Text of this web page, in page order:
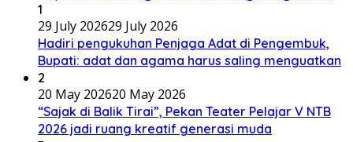
1
29 July 202629 July 2026
Hadiri pengukuhan Penjaga Adat di Pengembuk,
Bupati: adat dan agama harus saling menguatkan
2
20 May 202620 May 2026
“Sajak di Balik Tirai”, Pekan Teater Pelajar V NTB
2026 jadi ruang kreatif generasi muda